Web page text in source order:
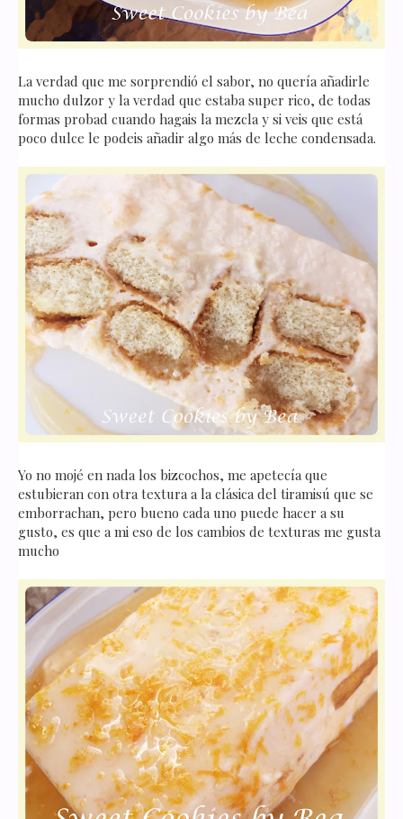
La verdad que me sorprendió el sabor, no quería añadirle
mucho dulzor y la verdad que estaba super rico, de todas
formas probad cuando hagais la mezcla y si veis que está
poco dulce le podeis añadir algo más de leche condensada.
Yo no mojé en nada los bizcochos, me apetecía que
estubieran con otra textura a la clásica del tiramisú que se
emborrachan, pero bueno cada uno puede hacer a su
gusto, es que a mi eso de los cambios de texturas me gusta
mucho